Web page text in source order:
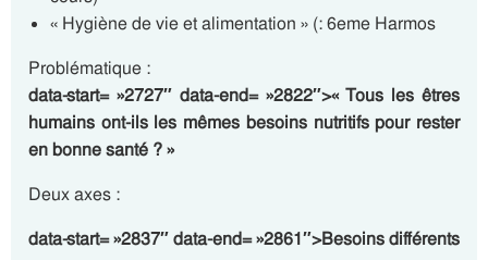
« Hygiène de vie et alimentation » (: 6eme Harmos
Problématique :
data-start= »2727″ data-end= »2822″>« Tous les êtres
humains ont-ils les mêmes besoins nutritifs pour rester
en bonne santé ? »
Deux axes :
data-start= »2837″ data-end= »2861″>Besoins différents